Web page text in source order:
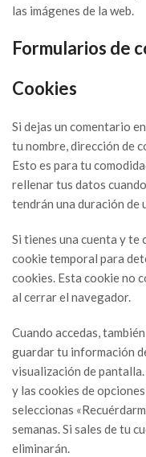
las imágenes de la web.
Formularios de
Cookies
Si dejas un comentario
tu nombre, dirección de
Esto es para tu
rellenar tus datos
tendrán una duración de
Si tienes una cuenta y te
cookie temporal para
cookies. Esta cookie no
al cerrar el navegador.
Cuando accedas,
guardar tu información
visualización de
y las cookies de
seleccionas
semanas. Si sales de tu
eliminarán.